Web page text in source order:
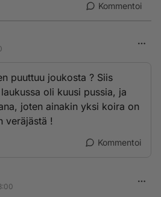
Kommentoi
puuttuu joukosta ? Siis
oli kuusi pussia, ja
joten ainakin yksi koira on
veräjästä !
Kommentoi